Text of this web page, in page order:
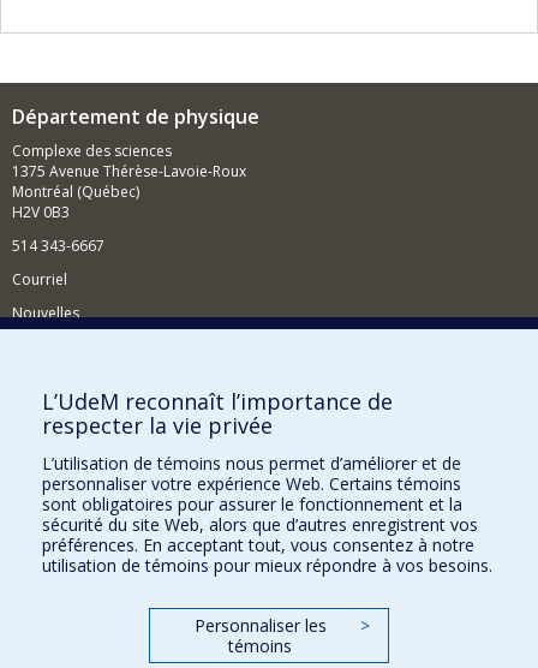
Département de physique
Complexe des sciences
1375 Avenue Thérèse-Lavoie-Roux
Montréal (Québec)
H2V 0B3
514 343-6667
Courriel
Nouvelles
Comment soutenir le Département?
BESOIN D'AIDE?
Plan du site
Signaler une erreur
Accessibilité
FACULTÉ DES ARTS ET DES SCIENCES
Nos départements et écoles
L’UdeM reconnaît l’importance de
respecter la vie privée
L’utilisation de témoins nous permet d’améliorer et de
personnaliser votre expérience Web. Certains témoins
sont obligatoires pour assurer le fonctionnement et la
sécurité du site Web, alors que d’autres enregistrent vos
préférences. En acceptant tout, vous consentez à notre
utilisation de témoins pour mieux répondre à vos besoins.
Personnaliser les
témoins
>